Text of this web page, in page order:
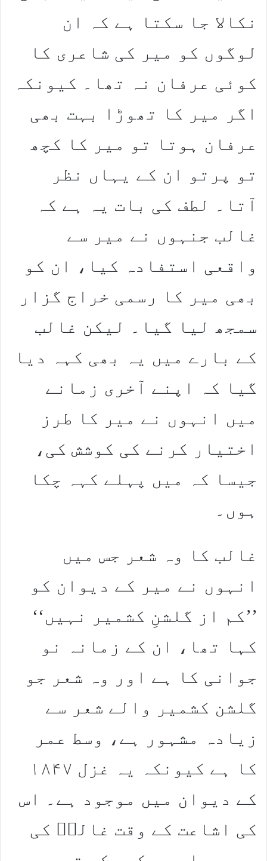
نکالا جا سکتا ہے کہ ان
لوگوں کو میر کی شاعری کا
کوئی عرفان نہ تھا۔ کیونکہ
اگر میر کا تھوڑا بہت بھی
عرفان ہوتا تو میر کا کچھ
تو پرتو ان کے یہاں نظر
آتا۔ لطف کی بات یہ ہے کہ
غالب جنہوں نے میر سے
واقعی استفادہ کیا، ان کو
بھی میر کا رسمی خراج گزار
سمجھ لیا گیا۔ لیکن غالب
کے بارے میں یہ بھی کہہ دیا
گیا کہ اپنے آخری زمانے
میں انہوں نے میر کا طرز
اختیار کرنے کی کوشش کی،
جیسا کہ میں پہلے کہہ چکا
ہوں۔
غالب کا وہ شعر جس میں
انہوں نے میر کے دیوان کو
’’کم از گلشنِ کشمیر نہیں‘‘
کہا تھا، ان کے زمانہ نو
جوانی کا ہے اور وہ شعر جو
گلشن کشمیر والے شعر سے
زیادہ مشہور ہے، وسط عمر
کا ہے کیونکہ یہ غزل ۱۸۴۷
کے دیوان میں موجود ہے۔ اس
کی اشاعت کے وقت غالبؔ کی